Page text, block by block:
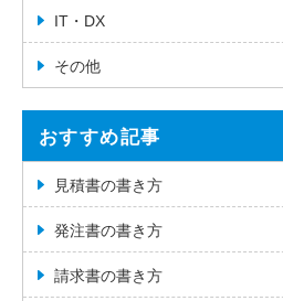
IT・DX
その他
おすすめ記事
見積書の書き方
発注書の書き方
請求書の書き方